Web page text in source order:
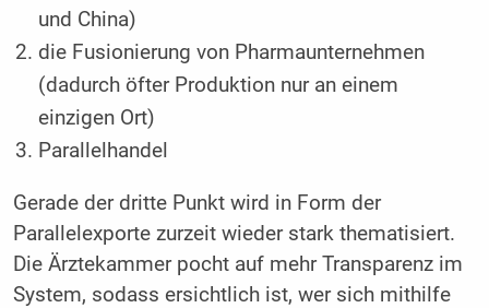
und China)
die Fusionierung von Pharmaunternehmen
(dadurch öfter Produktion nur an einem
einzigen Ort)
Parallelhandel
Gerade der dritte Punkt wird in Form der
Parallelexporte zurzeit wieder stark thematisiert.
Die Ärztekammer pocht auf mehr Transparenz im
System, sodass ersichtlich ist, wer sich mithilfe